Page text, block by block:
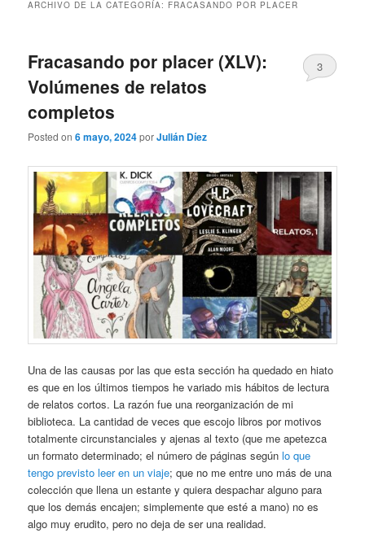
ARCHIVO DE LA CATEGORÍA: FRACASANDO POR PLACER
Fracasando por placer (XLV):
Volúmenes de relatos
completos
Posted on6 mayo, 2024porJulián Díez
3
Una de las causas por las que esta sección ha quedado en hiato
es que en los últimos tiempos he variado mis hábitos de lectura
de relatos cortos. La razón fue una reorganización de mi
biblioteca. La cantidad de veces que escojo libros por motivos
totalmente circunstanciales y ajenas al texto (que me apetezca
un formato determinado; el número de páginas segúnlo que
tengo previsto leer en un viaje; que no me entre uno más de una
colección que llena un estante y quiera despachar alguno para
que los demás encajen; simplemente que esté a mano) no es
algo muy erudito, pero no deja de ser una realidad.